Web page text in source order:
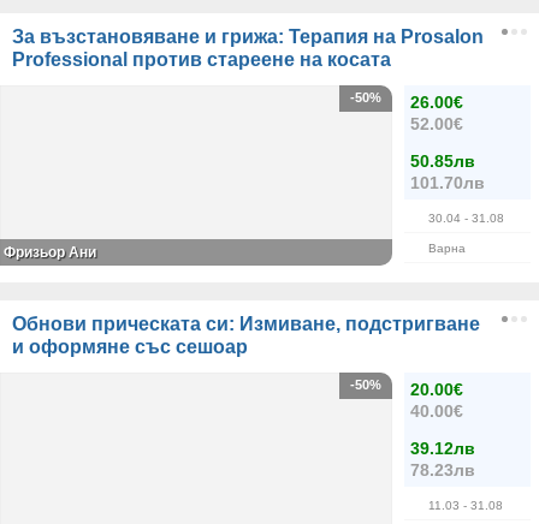
За възстановяване и грижа: Терапия на Prosalon
Professional против стареене на косата
26.00€
52.00€
50.85лв
101.70лв
30.04 - 31.08
Варна
-50%
Фризьор Ани
Обнови прическата си: Измиване, подстригване
и оформяне със сешоар
20.00€
40.00€
39.12лв
78.23лв
11.03 - 31.08
-50%